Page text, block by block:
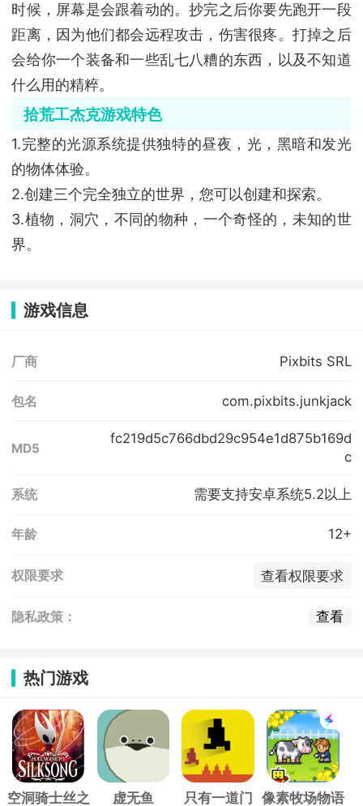
时候，屏幕是会跟着动的。抄完之后你要先跑开一段
距离，因为他们都会远程攻击，伤害很疼。打掉之后
会给你一个装备和一些乱七八糟的东西，以及不知道
什么用的精粹。
拾荒工杰克游戏特色
1.完整的光源系统提供独特的昼夜，光，黑暗和发光
的物体体验。
2.创建三个完全独立的世界，您可以创建和探索。
3.植物，洞穴，不同的物种，一个奇怪的，未知的世
界。
游戏信息
厂商 Pixbits SRL
包名 com.pixbits.junkjack
MD5
fc219d5c766dbd29c954e1d875b169d
c
系统 需要支持安卓系统5.2以上
年龄 12+
权限要求 查看权限要求
隐私政策： 查看
热门游戏
空洞骑士丝之 虚无鱼 只有一道门 像素牧场物语